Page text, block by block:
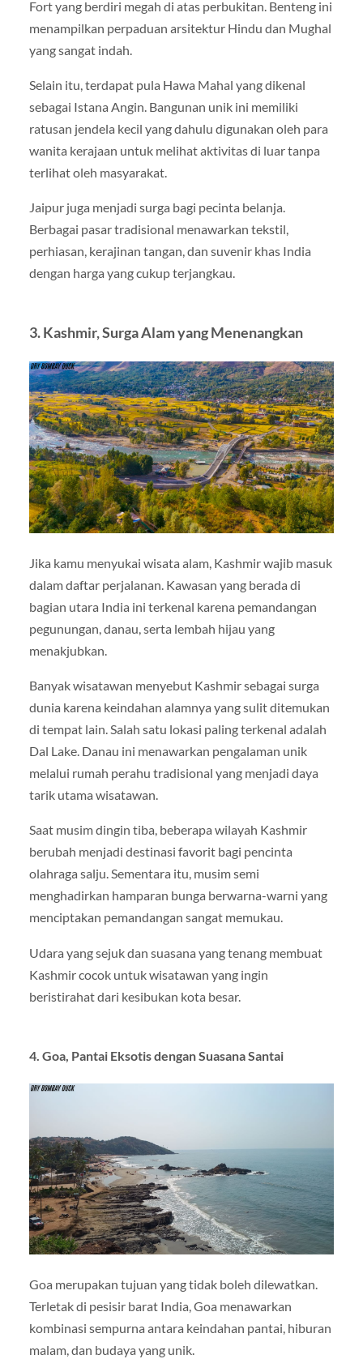
Fortyang berdiri megah di atas perbukitan. Benteng ini
menampilkan perpaduan arsitektur Hindu dan Mughal
yang sangat indah.
Selain itu, terdapat pula Hawa Mahal yang dikenal
sebagai Istana Angin. Bangunan unik ini memiliki
ratusan jendela kecil yang dahulu digunakan oleh para
wanita kerajaan untuk melihat aktivitas di luar tanpa
terlihat oleh masyarakat.
Jaipur juga menjadi surga bagi pecinta belanja.
Berbagai pasar tradisional menawarkan tekstil,
perhiasan, kerajinan tangan, dan suvenir khas India
dengan harga yang cukup terjangkau.
3. Kashmir, Surga Alam yang Menenangkan
Jika kamu menyukai wisata alam, Kashmir wajib masuk
dalam daftar perjalanan. Kawasan yang berada di
bagian utara India ini terkenal karena pemandangan
pegunungan, danau, serta lembah hijau yang
menakjubkan.
Banyak wisatawan menyebut Kashmir sebagai surga
dunia karena keindahan alamnya yang sulit ditemukan
di tempat lain. Salah satu lokasi paling terkenal adalah
Dal Lake. Danau ini menawarkan pengalaman unik
melalui rumah perahu tradisional yang menjadi daya
tarik utama wisatawan.
Saat musim dingin tiba, beberapa wilayah Kashmir
berubah menjadi destinasi favorit bagi pencinta
olahraga salju. Sementara itu, musim semi
menghadirkan hamparan bunga berwarna-warni yang
menciptakan pemandangan sangat memukau.
Udara yang sejuk dan suasana yang tenang membuat
Kashmir cocok untuk wisatawan yang ingin
beristirahat dari kesibukan kota besar.
4. Goa, Pantai Eksotis dengan Suasana Santai
Goa merupakan tujuan yang tidak boleh dilewatkan.
Terletak di pesisir barat India, Goa menawarkan
kombinasi sempurna antara keindahan pantai, hiburan
malam, dan budaya yang unik.